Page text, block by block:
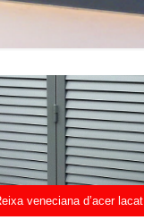
veneciana d’acer lacat